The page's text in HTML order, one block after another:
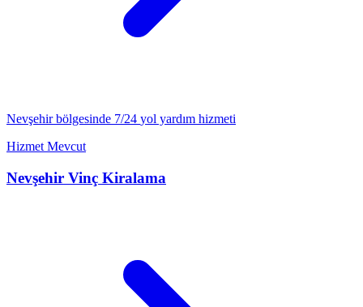
Nevşehirbölgesinde 7/24 yol yardım hizmeti
Hizmet Mevcut
Nevşehir Vinç Kiralama